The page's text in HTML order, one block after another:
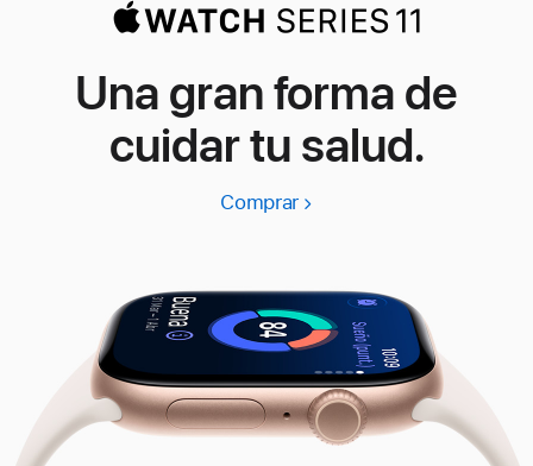
Una gran forma de
cuidar tu salud.
ComprarApple
11